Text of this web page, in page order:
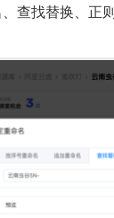
查找替换、正